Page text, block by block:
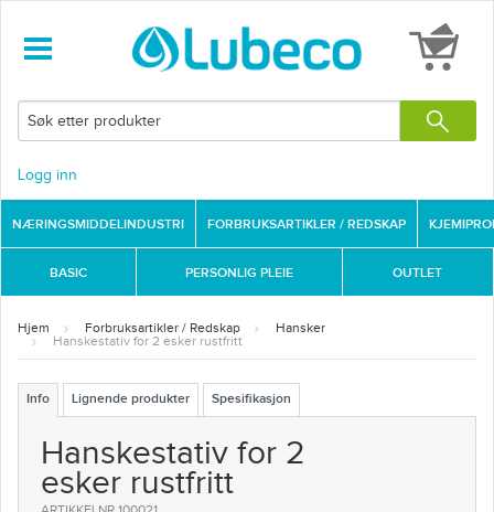
Logg inn
NÆRINGSMIDDELINDUSTRI FORBRUKSARTIKLER / REDSKAP
BASIC PERSONLIG PLEIE OUTLET
Hjem Forbruksartikler / Redskap
Hansker
Hanskestativ for 2 esker rustfritt
Info Lignende produkter Spesifikasjon
Hanskestativ for 2
esker rustfritt